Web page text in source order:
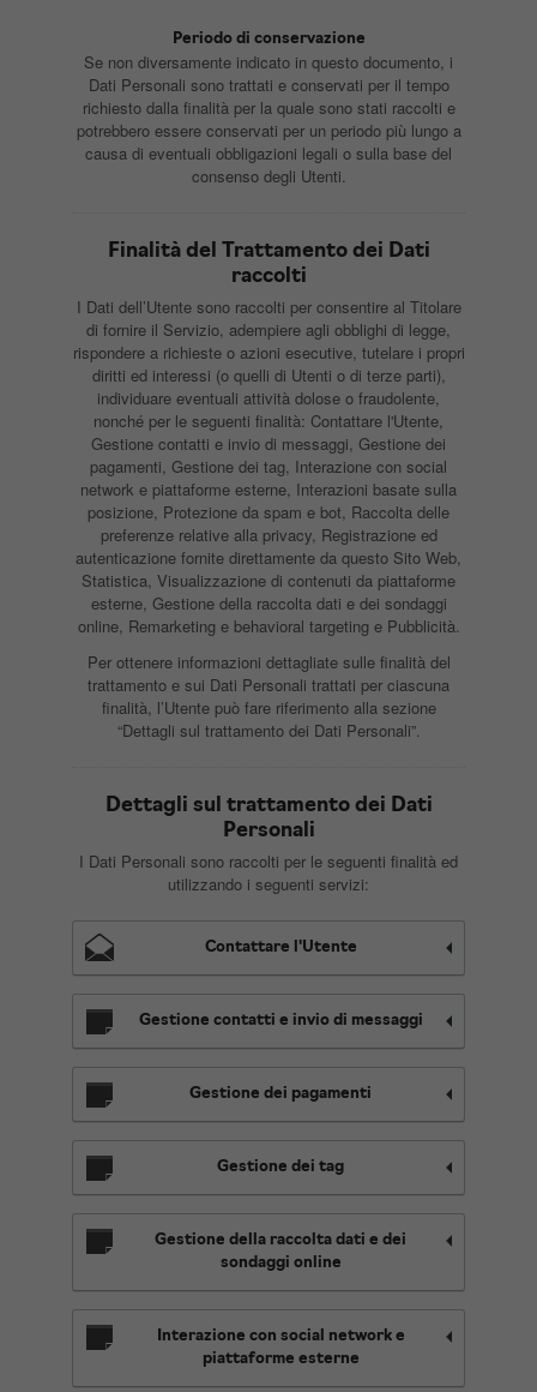
Periodo di conservazione
Se non diversamente indicato in questo documento, i
Dati Personali sono trattati e conservati per il tempo
richiesto dalla finalità per la quale sono stati raccolti e
potrebbero essere conservati per un periodo più lungo a
causa di eventuali obbligazioni legali o sulla base del
consenso degli Utenti.
Finalità del Trattamento dei Dati
raccolti
I Dati dell’Utente sono raccolti per consentire al Titolare
di fornire il Servizio, adempiere agli obblighi di legge,
rispondere a richieste o azioni esecutive, tutelare i propri
diritti ed interessi (o quelli di Utenti o di terze parti),
individuare eventuali attività dolose o fraudolente,
nonché per le seguenti finalità: Contattare l'Utente,
Gestione contatti e invio di messaggi, Gestione dei
pagamenti, Gestione dei tag, Interazione con social
network e piattaforme esterne, Interazioni basate sulla
posizione, Protezione da spam e bot, Raccolta delle
preferenze relative alla privacy, Registrazione ed
autenticazione fornite direttamente da questo Sito Web,
Statistica, Visualizzazione di contenuti da piattaforme
esterne, Gestione della raccolta dati e dei sondaggi
online, Remarketing e behavioral targeting e Pubblicità.
Per ottenere informazioni dettagliate sulle finalità del
trattamento e sui Dati Personali trattati per ciascuna
finalità, l’Utente può fare riferimento alla sezione
“Dettagli sul trattamento dei Dati Personali”.
Dettagli sul trattamento dei Dati
Personali
I Dati Personali sono raccolti per le seguenti finalità ed
utilizzando i seguenti servizi:
Contattare l'Utente
Gestione contatti e invio di messaggi
Gestione dei pagamenti
Gestione dei tag
Gestione della raccolta dati e dei
sondaggi online
Interazione con social network e
piattaforme esterne